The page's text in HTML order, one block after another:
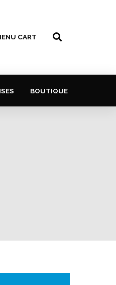
CART
BOUTIQUE